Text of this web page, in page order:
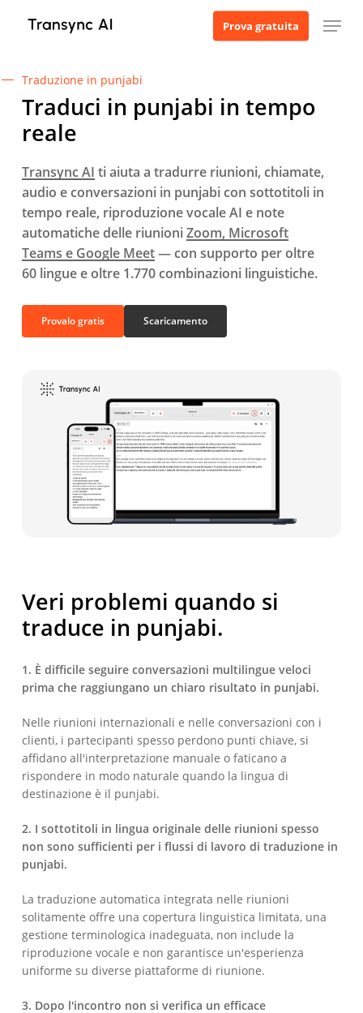
principale
Prova gratuita Menu
Traduzione in punjabi
Traduci in punjabi in tempo
reale
Transync AI ti aiuta a tradurre riunioni, chiamate,
audio e conversazioni in punjabi con sottotitoli in
tempo reale, riproduzione vocale AI e note
automatiche delle riunioniZoom, Microsoft
Teams e Google Meet— con supporto per oltre
60 lingue e oltre 1.770 combinazioni linguistiche.
Provalo gratis Scaricamento
Veri problemi quando si
traduce in punjabi.
1. È difficile seguire conversazioni multilingue veloci
prima che raggiungano un chiaro risultato in punjabi.
Nelle riunioni internazionali e nelle conversazioni con i
clienti, i partecipanti spesso perdono punti chiave, si
affidano all'interpretazione manuale o faticano a
rispondere in modo naturale quando la lingua di
destinazione è il punjabi.
2. I sottotitoli in lingua originale delle riunioni spesso
non sono sufficienti per i flussi di lavoro di traduzione in
punjabi.
La traduzione automatica integrata nelle riunioni
solitamente offre una copertura linguistica limitata, una
gestione terminologica inadeguata, non include la
riproduzione vocale e non garantisce un'esperienza
uniforme su diverse piattaforme di riunione.
3. Dopo l'incontro non si verifica un efficace